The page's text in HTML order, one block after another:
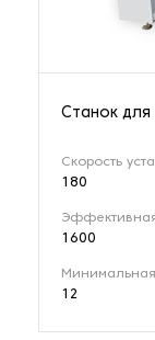
Станок для
Скорость
180
1600
12